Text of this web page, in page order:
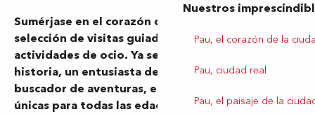
Nuestros
Pau, el corazón de la
Pau, ciudad real
Pau, el paisaje de la
Sumérjase en el corazón de Pau con nuestra
selección de visitas guiadas, excursiones y
actividades de ocio. Ya sea un aficionado a la
historia, un entusiasta de la naturaleza o un
buscador de aventuras, encontrará experiencias
únicas para todas las edades y gustos. Reserve ya